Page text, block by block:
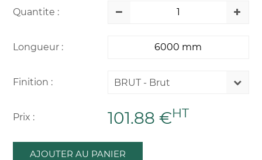
Quantite :
Longueur :
Finition : BRUT - Brut
Prix : 101.88 €HT
AJOUTER AU PANIER